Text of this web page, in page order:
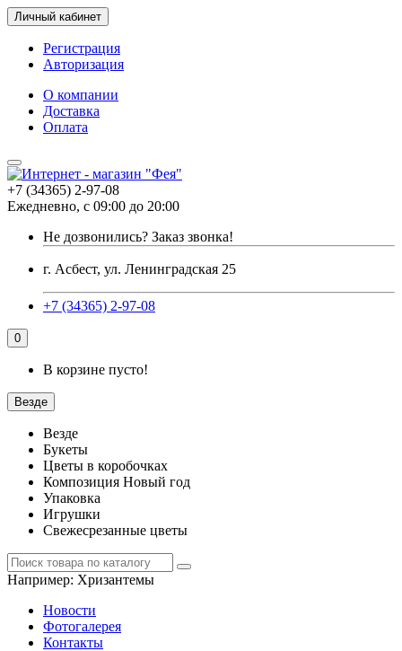
Личный кабинет
Регистрация
Авторизация
О компании
Доставка
Оплата
+7 (34365) 2-97-08
Ежедневно, с 09:00 до 20:00
Не дозвонились? Заказ звонка!
г. Асбест, ул. Ленинградская 25
+7 (34365) 2-97-08
0
В корзине пусто!
Везде
Везде
Букеты
Цветы в коробочках
Композиция Новый год
Упаковка
Игрушки
Свежесрезанные цветы
Например: Хризантемы
Новости
Фотогалерея
Контакты